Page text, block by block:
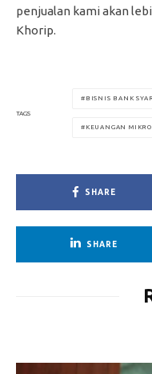
penjualan kami akan
Khorip.
TAGS
BISNIS BANK
KEUANGAN
SHARE
SHARE